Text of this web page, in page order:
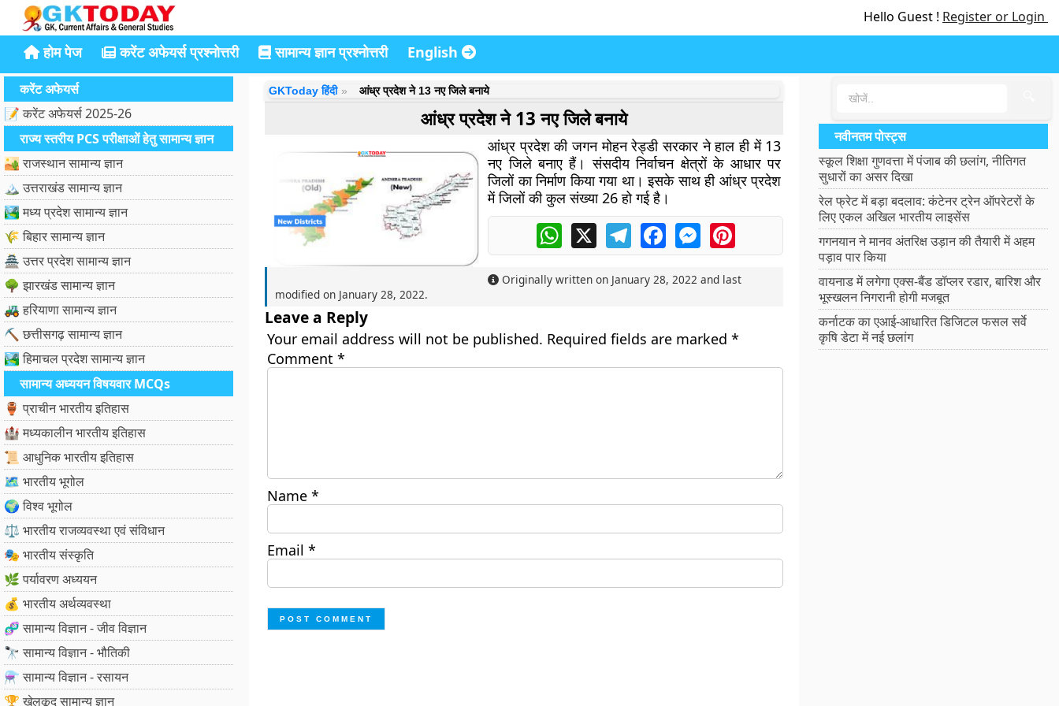
Hello Guest ! Register or Login
होम पेज करेंट अफेयर्स प्रश्नोत्तरी सामान्य ज्ञान प्रश्नोत्तरी English
करेंट अफेयर्स
📝 करेंट अफेयर्स 2025-26
राज्य स्तरीय PCS परीक्षाओं हेतु सामान्य ज्ञान
🏜️ राजस्थान सामान्य ज्ञान
🏔️ उत्तराखंड सामान्य ज्ञान
🏞️ मध्य प्रदेश सामान्य ज्ञान
🌾 बिहार सामान्य ज्ञान
🏯 उत्तर प्रदेश सामान्य ज्ञान
🌳 झारखंड सामान्य ज्ञान
🚜 हरियाणा सामान्य ज्ञान
⛏️ छत्तीसगढ़ सामान्य ज्ञान
🏞️ हिमाचल प्रदेश सामान्य ज्ञान
सामान्य अध्ययन विषयवार MCQs
🏺 प्राचीन भारतीय इतिहास
🏰 मध्यकालीन भारतीय इतिहास
📜 आधुनिक भारतीय इतिहास
🗺️ भारतीय भूगोल
🌍 विश्व भूगोल
⚖️ भारतीय राजव्यवस्था एवं संविधान
🎭 भारतीय संस्कृति
🌿 पर्यावरण अध्ययन
💰 भारतीय अर्थव्यवस्था
🧬 सामान्य विज्ञान - जीव विज्ञान
🔭 सामान्य विज्ञान - भौतिकी
⚗️ सामान्य विज्ञान - रसायन
🏆 खेलकूद सामान्य ज्ञान
GKToday हिंदी आंध्र प्रदेश ने 13 नए जिले बनाये
आंध्र प्रदेश ने 13 नए जिले बनाये
आंध्र प्रदेश की जगन मोहन रेड्डी सरकार ने हाल ही में 13
नए जिले बनाए हैं। संसदीय निर्वाचन क्षेत्रों के आधार पर
जिलों का निर्माण किया गया था। इसके साथ ही आंध्र प्रदेश
में जिलों की कुल संख्या 26 हो गई है।
WhatsApp
X TelegramFacebookMessengerPinterest
Originally written on January 28, 2022 and last
modified on January 28, 2022.
Leave a Reply
Your email address will not be published. Required fields are marked *
Comment *
Name *
Email *
नवीनतम पोस्ट्स
स्कूल शिक्षा गुणवत्ता में पंजाब की छलांग, नीतिगत
सुधारों का असर दिखा
रेल फ्रेट में बड़ा बदलाव: कंटेनर ट्रेन ऑपरेटरों के
लिए एकल अखिल भारतीय लाइसेंस
गगनयान ने मानव अंतरिक्ष उड़ान की तैयारी में अहम
पड़ाव पार किया
वायनाड में लगेगा एक्स-बैंड डॉप्लर रडार, बारिश और
भूस्खलन निगरानी होगी मजबूत
कर्नाटक का एआई-आधारित डिजिटल फसल सर्वे
कृषि डेटा में नई छलांग